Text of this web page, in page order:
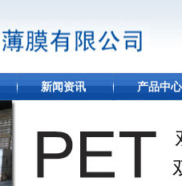
新闻资讯 产品中心